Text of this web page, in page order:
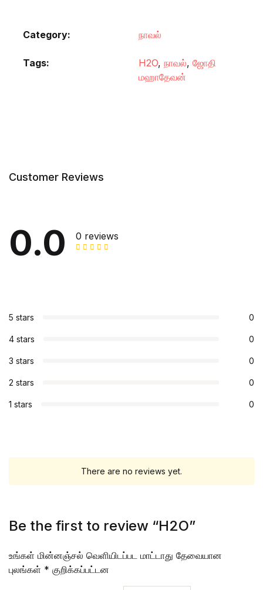
Category: நாவல்
Tags: H2O, நாவல், ஜோதி
மஹாதேவன்
Customer Reviews
0.0 0 reviews
5 stars 0
4 stars 0
3 stars 0
2 stars 0
1 stars 0
There are no reviews yet.
Be the first to review “H2O”
உங்கள் மின்னஞ்சல் வெளியிடப்பட மாட்டாது தேவையான
புலங்கள் * குறிக்கப்பட்டன